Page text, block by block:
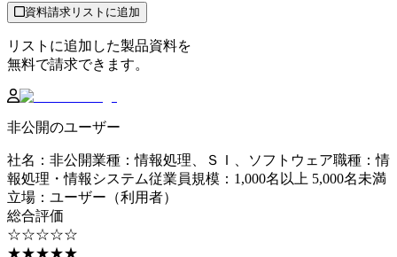
資料請求リストに追加
リストに追加した製品資料を
無料で請求できます。
非公開のユーザー
社名 ： 非公開業種 ：情報処理、ＳＩ、ソフトウェア職種 ：情
報処理・情報システム従業員規模 ： 1,000名以上 5,000名未満
立場 ： ユーザー（利用者）
総合評価
☆☆☆☆☆
★★★★★